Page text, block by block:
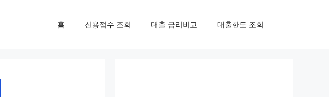
홈 신용점수 조회 대출 금리비교 대출한도 조회